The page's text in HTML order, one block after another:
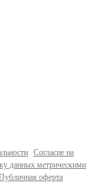
Согласие на
данных метрическими
оферта